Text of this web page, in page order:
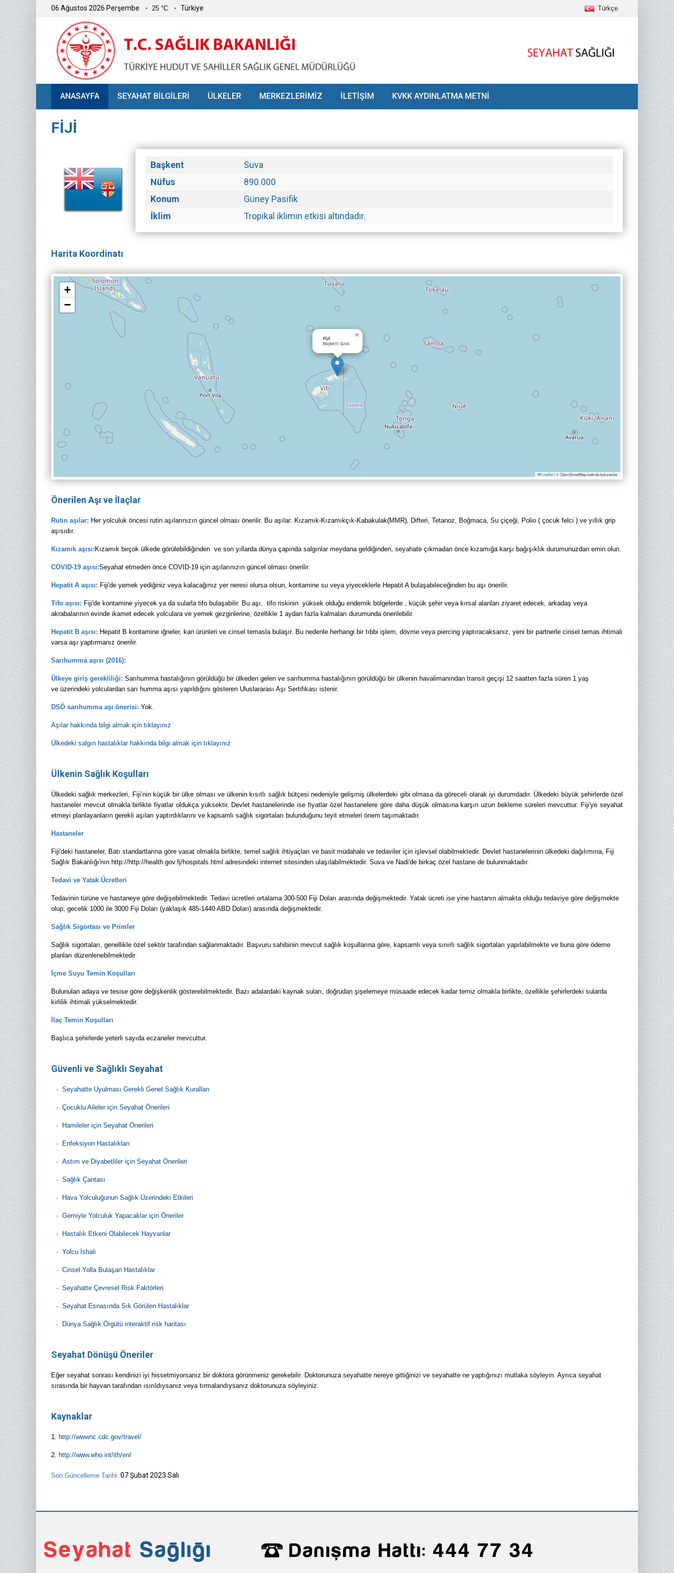
06 Ağustos 2026 Perşembe 25 °C Türkiye Türkçe
ANASAYFA SEYAHAT BİLGİLERİ ÜLKELER MERKEZLERİMİZ İLETİŞİM KVKK AYDINLATMA METNİ
FİJİ
Başkent
Suva
Nüfus
890.000
Konum
Güney Pasifik
İklim
Tropikal iklimin etkisi altındadır.
Harita Koordinatı
FİJİ
Başkent: Suva
×
+
−
Leaflet|© OpenStreetMap katkıda bulunanlar
Önerilen Aşı ve İlaçlar
Rutin aşılar: Her yolculuk öncesi rutin aşılarınızın güncel olması önerilir. Bu aşılar: Kızamık-Kızamıkçık-Kabakulak(MMR), Difteri, Tetanoz, Boğmaca, Su çiçeği, Polio ( çocuk felci ) ve yıllık grip
aşısıdır.
Kızamık aşısı: Kızamık birçok ülkede görülebildiğinden ve son yıllarda dünya çapında salgınlar meydana geldiğinden, seyahate çıkmadan önce kızamığa karşı bağışıklık durumunuzdan emin olun.
COVID-19 aşısı:Seyahat etmeden önce COVID-19 için aşılarınızın güncel olması önerilir.
Hepatit A aşısı: Fiji'de yemek yediğiniz veya kalacağınız yer neresi olursa olsun, kontamine su veya yiyeceklerle Hepatit A bulaşabileceğinden bu aşı önerilir.
Tifo aşısı: Fiji'de kontamine yiyecek ya da sularla tifo bulaşabilir. Bu aşı, tifo riskinin yüksek olduğu endemik bölgelerde , küçük şehir veya kırsal alanları ziyaret edecek, arkadaş veya
akrabalarının evinde ikamet edecek yolculara ve yemek gezginlerine, özellikle 1 aydan fazla kalmaları durumunda önerilebilir.
Hepatit B aşısı: Hepatit B kontamine iğneler, kan ürünleri ve cinsel temasla bulaşır. Bu nedenle herhangi bir tıbbi işlem, dövme veya piercing yaptıracaksanız, yeni bir partnerle cinsel temas ihtimali
varsa aşı yaptırmanız önerilir.
Sarıhumma aşısı (2016):
Ülkeye giriş gerekliliği: Sarıhumma hastalığının görüldüğü bir ülkeden gelen ve sarıhumma hastalığının görüldüğü bir ülkenin havalimanından transit geçişi 12 saatten fazla süren 1 yaş
ve üzerindeki yolculardan sarı humma aşısı yapıldığını gösteren Uluslararası Aşı Sertifikası istenir.
DSÖ sarıhumma aşı önerisi: Yok.
Aşılar hakkında bilgi almak için tıklayınız
Ülkedeki salgın hastalıklar hakkında bilgi almak için tıklayınız
Ülkenin Sağlık Koşulları
Ülkedeki sağlık merkezleri, Fiji’nin küçük bir ülke olması ve ülkenin kısıtlı sağlık bütçesi nedeniyle gelişmiş ülkelerdeki gibi olmasa da göreceli olarak iyi durumdadır. Ülkedeki büyük şehirlerde özel
hastaneler mevcut olmakla birlikte fiyatlar oldukça yüksektir. Devlet hastanelerinde ise fiyatlar özel hastanelere göre daha düşük olmasına karşın uzun bekleme süreleri mevcuttur. Fiji'ye seyahat
etmeyi planlayanların gerekli aşıları yaptırdıklarını ve kapsamlı sağlık sigortaları bulunduğunu teyit etmeleri önem taşımaktadır.
Hastaneler
Fiji'deki hastaneler, Batı standartlarına göre vasat olmakla birlikte, temel sağlık ihtiyaçları ve basit müdahale ve tedaviler için işlevsel olabilmektedir. Devlet hastanelerinin ülkedeki dağılımına, Fiji
Sağlık Bakanlığı'nın http://http://health.gov.fj/hospitals.html adresindeki internet sitesinden ulaşılabilmektedir. Suva ve Nadi'de birkaç özel hastane de bulunmaktadır.
Tedavi ve Yatak Ücretleri
Tedavinin türüne ve hastaneye göre değişebilmektedir. Tedavi ücretleri ortalama 300-500 Fiji Doları arasında değişmektedir. Yatak ücreti ise yine hastanın almakta olduğu tedaviye göre değişmekte
olup, gecelik 1000 ile 3000 Fiji Doları (yaklaşık 485-1440 ABD Doları) arasında değişmektedir.
Sağlık Sigortası ve Primler
Sağlık sigortaları, genellikle özel sektör tarafından sağlanmaktadır. Başvuru sahibinin mevcut sağlık koşullarına göre, kapsamlı veya sınırlı sağlık sigortaları yapılabilmekte ve buna göre ödeme
planları düzenlenebilmektedir.
İçme Suyu Temin Koşulları
Bulunulan adaya ve tesise göre değişkenlik gösterebilmektedir. Bazı adalardaki kaynak suları, doğrudan şişelemeye müsaade edecek kadar temiz olmakla birlikte, özellikle şehirlerdeki sularda
kirlilik ihtimali yükselmektedir.
İlaç Temin Koşulları
Başlıca şehirlerde yeterli sayıda eczaneler mevcuttur.
Güvenli ve Sağlıklı Seyahat
· Seyahatte Uyulması Gerekli Genel Sağlık Kuralları
· Çocuklu Aileler için Seyahat Önerileri
· Hamileler için Seyahat Önerileri
· Enfeksiyon Hastalıkları
· Astım ve Diyabetliler için Seyahat Önerileri
· Sağlık Çantası
· Hava Yolculuğunun Sağlık Üzerindeki Etkileri
· Gemiyle Yolculuk Yapacaklar için Öneriler
· Hastalık Etkeni Olabilecek Hayvanlar
· Yolcu İshali
· Cinsel Yolla Bulaşan Hastalıklar
· Seyahatte Çevresel Risk Faktörleri
· Seyahat Esnasında Sık Görülen Hastalıklar
· Dünya Sağlık Örgütü interaktif risk haritası
Seyahat Dönüşü Öneriler
Eğer seyahat sonrası kendinizi iyi hissetmiyorsanız bir doktora görünmeniz gerekebilir. Doktorunuza seyahatte nereye gittiğinizi ve seyahatte ne yaptığınızı mutlaka söyleyin. Ayrıca seyahat
sırasında bir hayvan tarafından ısırıldıysanız veya tırmalandıysanız doktorunuza söyleyiniz.
Kaynaklar
1. http://wwwnc.cdc.gov/travel/
2. http://www.who.int/ith/en/
Son Güncelleme Tarihi: 07 Şubat 2023 Salı